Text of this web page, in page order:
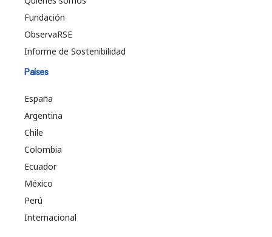
Fundación
ObservaRSE
Informe de Sostenibilidad
Países
España
Argentina
Chile
Colombia
Ecuador
México
Perú
Internacional